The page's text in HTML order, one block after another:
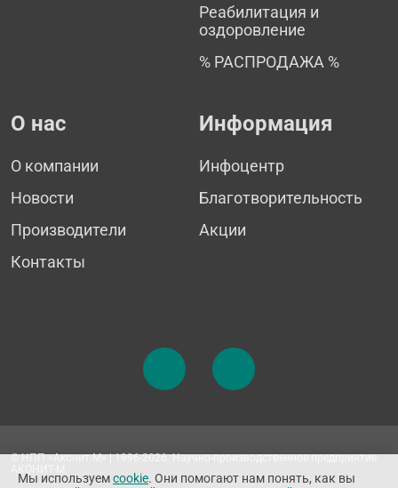
Реабилитация и
оздоровление
% РАСПРОДАЖА %
О нас
О компании
Новости
Производители
Контакты
Информация
Инфоцентр
Благотворительность
Акции
© НПП «Аконит-М» | 1996-2026. Научно-производственное предприятие
Мы используемcookie. Они помогают нам понять, как вы